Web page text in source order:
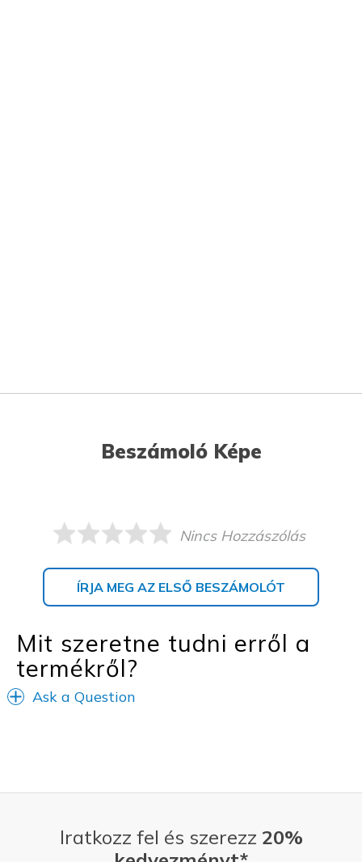
Beszámoló Képe
Nincs Hozzászólás
ÍRJA MEG AZ ELSŐ BESZÁMOLÓT
Mit szeretne tudni erről a
termékről?
Ask a Question
Iratkozz fel és szerezz 20%